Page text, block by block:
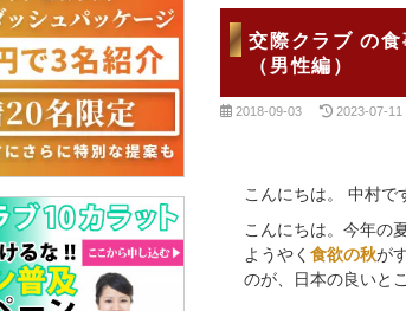
交際クラブ の
（男性編）
2018-09-03 2023-07-11
こんにちは。 中村で
こんにちは。今年の
ようやく 食欲の秋が
のが、日本の良いと